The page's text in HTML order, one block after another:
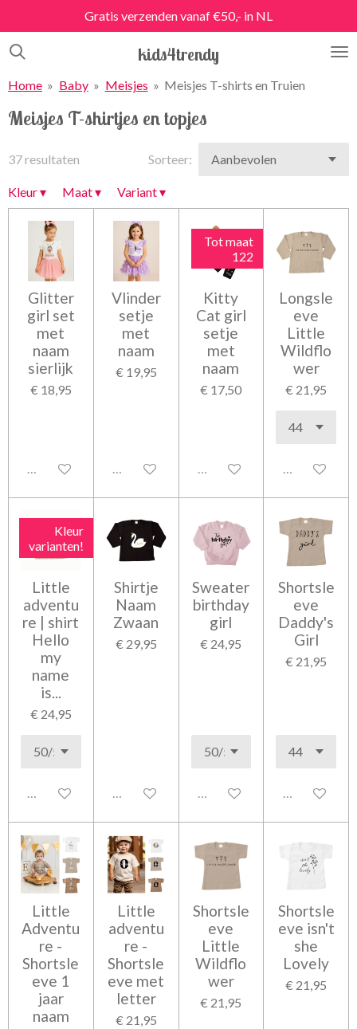
direct
naar
hoofdinhoud
kids4trendy
Gratis verzenden vanaf €50,- in NL
Home » Baby » Meisjes » Meisjes T-shirts en Truien
Meisjes T-shirtjes en topjes
37 resultaten Sorteer:
Kleur▾ Maat▾ Variant▾
Glitter
girl set
met
naam
sierlijk
€ 18,95
Uitgeschakeld
Vlinder
setje
met
naam
€ 19,95
Uitgeschakeld
Tot maat
122
Kitty
Cat girl
setje
met
naam
€ 17,50
Uitgeschakeld
Longsle
eve
Little
Wildflo
wer
€ 21,95
Kleur
varianten!
Little
adventu
re | shirt
Hello
my
name
is...
€ 24,95
Uitgeschakeld
Shirtje
Naam
Zwaan
€ 29,95
Uitgeschakeld
Sweater
birthday
girl
€ 24,95
Uitgeschakeld
Shortsle
eve
Daddy's
Girl
€ 21,95
Little
Adventu
re -
Shortsle
eve 1
jaar
naam
Little
adventu
re -
Shortsle
eve met
letter
€ 21,95
Shortsle
eve
Little
Wildflo
wer
€ 21,95
Shortsle
eve isn't
she
Lovely
€ 21,95